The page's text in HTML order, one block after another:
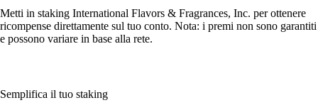
Metti in staking International Flavors & Fragrances, Inc. per ottenere
ricompense direttamente sul tuo conto. Nota: i premi non sono garantiti
e possono variare in base alla rete.
Semplifica il tuo staking